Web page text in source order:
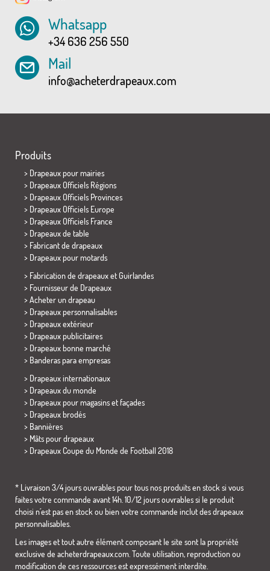
Whatsapp
+34 636 256 550
Mail
info@acheterdrapeaux.com
Produits
> Drapeaux pour mairies
> Drapeaux Officiels Régions
> Drapeaux Officiels Provinces
> Drapeaux Officiels Europe
> Drapeaux Officiels France
> Drapeaux de table
> Fabricant de drapeaux
> Drapeaux pour motards
> Fabrication de drapeaux et Guirlandes
> Fournisseur de Drapeaux
> Acheter un drapeau
> Drapeaux personnalisables
> Drapeaux extérieur
> Drapeaux publicitaires
> Drapeaux bonne marché
> Banderas para empresas
> Drapeaux internationaux
> Drapeaux du monde
> Drapeaux pour magasins et façades
> Drapeaux brodés
> Bannières
> Mâts pour drapeaux
> Drapeaux Coupe du Monde de Football 2018
* Livraison 3/4 jours ouvrables pour tous nos produits en stock si vous
faites votre commande avant 14h. 10/12 jours ouvrables si le produit
choisi n´est pas en stock ou bien votre commande inclut des drapeaux
personnalisables.
Les images et tout autre élément composant le site sont la propriété
exclusive de acheterdrapeaux.com. Toute utilisation, reproduction ou
modification de ces ressources est expressément interdite.